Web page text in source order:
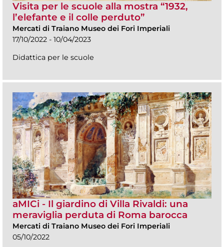
Visita per le scuole alla mostra “1932,
l’elefante e il colle perduto”
Mercati di Traiano Museo dei Fori Imperiali
17/10/2022 - 10/04/2023
Didattica per le scuole
aMICi - Il giardino di Villa Rivaldi: una
meraviglia perduta di Roma barocca
Mercati di Traiano Museo dei Fori Imperiali
05/10/2022